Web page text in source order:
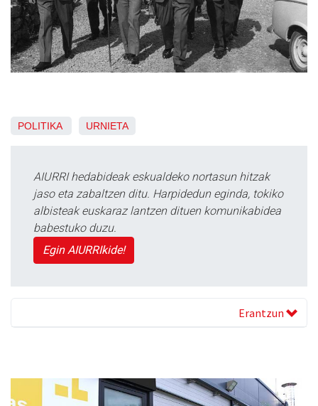
POLITIKA URNIETA
AIURRI hedabideak eskualdeko nortasun hitzak
jaso eta zabaltzen ditu. Harpidedun eginda, tokiko
albisteak euskaraz lantzen dituen komunikabidea
babestuko duzu.
Egin AIURRIkide!
Erantzun